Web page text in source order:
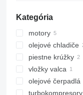
Kategória
motory
olejové chladiče
piestne krúžky
vložky valca
olejové čerpadlá
turbokompresory